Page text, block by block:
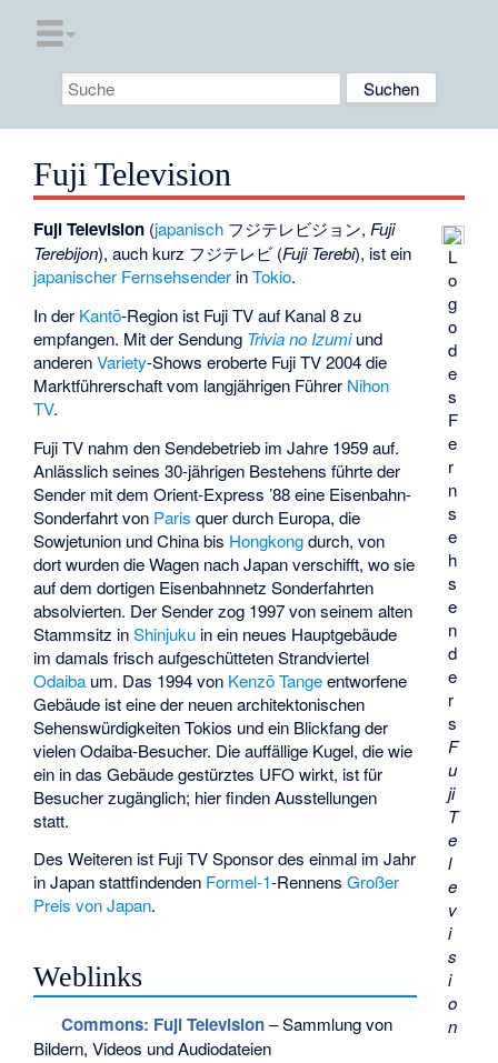
Fuji Television
L
o
g
o
d
e
s
F
e
r
n
s
e
h
s
e
n
d
e
r
s
F
u
ji
T
e
l
e
v
i
s
i
o
n
Fuji Television (japanisch フジテレビジョン,Fuji
Terebijon), auch kurz フジテレビ (Fuji Terebi), ist ein
japanischer Fernsehsender inTokio.
In der Kantō-Region ist Fuji TV auf Kanal 8 zu
empfangen. Mit der Sendung Trivia no Izumiund
anderenVariety-Shows eroberte Fuji TV 2004 die
Marktführerschaft vom langjährigen Führer Nihon
TV.
Fuji TV nahm den Sendebetrieb im Jahre 1959 auf.
Anlässlich seines 30-jährigen Bestehens führte der
Sender mit demOrient-Express ’88eine Eisenbahn-
Sonderfahrt von Paris quer durch Europa, die
Sowjetunion und China bis Hongkongdurch, von
dort wurden die Wagen nach Japan verschifft, wo sie
auf dem dortigen Eisenbahnnetz Sonderfahrten
absolvierten. Der Sender zog 1997 von seinem alten
Stammsitz inShinjuku in ein neues Hauptgebäude
im damals frisch aufgeschütteten Strandviertel
Odaiba um. Das 1994 von Kenzō Tangeentworfene
Gebäude ist eine der neuen architektonischen
Sehenswürdigkeiten Tokios und ein Blickfang der
vielen Odaiba-Besucher. Die auffällige Kugel, die wie
ein in das Gebäude gestürztes UFO wirkt, ist für
Besucher zugänglich; hier finden Ausstellungen
statt.
Des Weiteren ist Fuji TV Sponsor des einmal im Jahr
in Japan stattfindenden Formel-1-RennensGroßer
Preis von Japan.
Weblinks
Commons: Fuji Television– Sammlung von
Bildern, Videos und Audiodateien